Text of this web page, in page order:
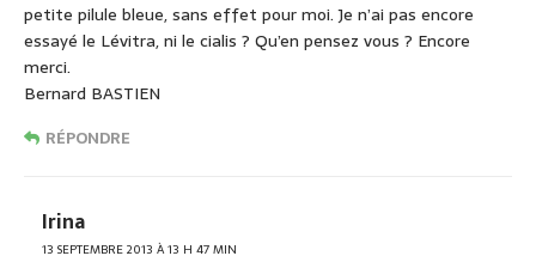
petite pilule bleue, sans effet pour moi. Je n’ai pas encore
essayé le Lévitra, ni le cialis ? Qu’en pensez vous ? Encore
merci.
Bernard BASTIEN
RÉPONDRE
Irina
13 SEPTEMBRE 2013 À 13 H 47 MIN